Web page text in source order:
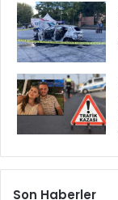
Son Haberler